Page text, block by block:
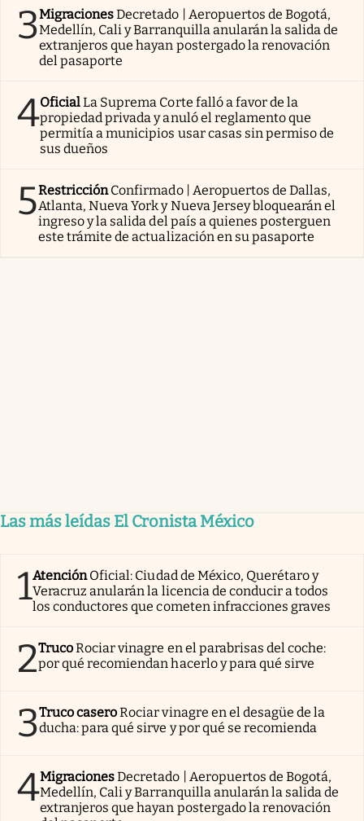
3MigracionesDecretado | Aeropuertos de Bogotá,
Medellín, Cali y Barranquilla anularán la salida de
extranjeros que hayan postergado la renovación
del pasaporte
4OficialLa Suprema Corte falló a favor de la
propiedad privada y anuló el reglamento que
permitía a municipios usar casas sin permiso de
sus dueños
5RestricciónConfirmado | Aeropuertos de Dallas,
Atlanta, Nueva York y Nueva Jersey bloquearán el
ingreso y la salida del país a quienes posterguen
este trámite de actualización en su pasaporte
Las más leídas El Cronista México
1AtenciónOficial: Ciudad de México, Querétaro y
Veracruz anularán la licencia de conducir a todos
los conductores que cometen infracciones graves
2TrucoRociar vinagre en el parabrisas del coche:
por qué recomiendan hacerlo y para qué sirve
3Truco caseroRociar vinagre en el desagüe de la
ducha: para qué sirve y por qué se recomienda
4MigracionesDecretado | Aeropuertos de Bogotá,
Medellín, Cali y Barranquilla anularán la salida de
extranjeros que hayan postergado la renovación